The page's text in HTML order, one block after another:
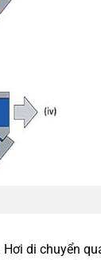
di chuyển